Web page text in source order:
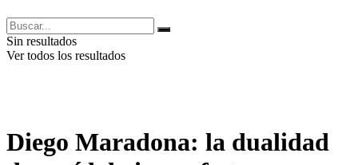
Sin resultados
Ver todos los resultados
Diego Maradona: la dualidad